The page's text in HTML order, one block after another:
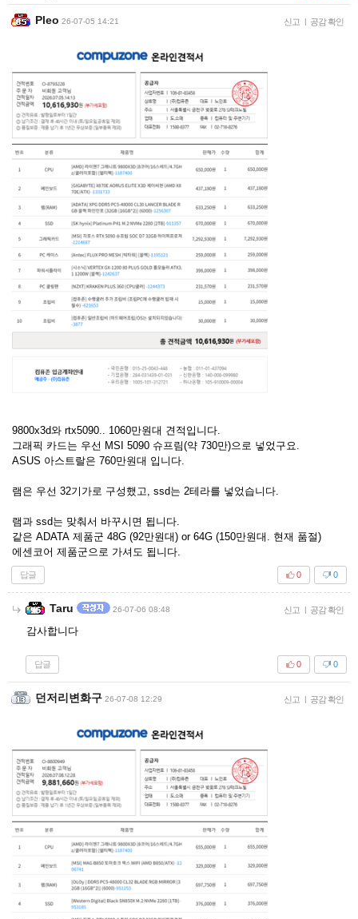
Pleo 26-07-05 14:21 신고 | 공감 확인
9800x3d와 rtx5090.. 1060만원대 견적입니다.
그래픽 카드는 우선 MSI 5090 슈프림(약 730만)으로 넣었구요.
ASUS 아스트랄은 760만원대 입니다.
램은 우선 32기가로 구성했고, ssd는 2테라를 넣었습니다.
램과 ssd는 맞춰서 바꾸시면 됩니다.
같은 ADATA 제품군 48G (92만원대) or 64G (150만원대. 현재 품절)
에센코어 제품군으로 가셔도 됩니다.
답글 0
0
Taru 26-07-06 08:48 신고 | 공감 확인
감사합니다
답글 0
0
던저리변화구 26-07-08 12:29 신고 | 공감 확인